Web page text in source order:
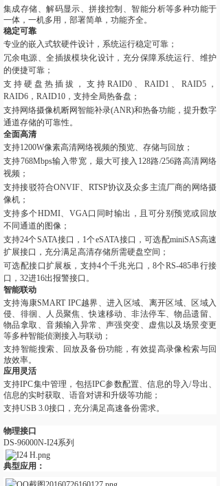
集成存储、解码显示、拼接控制、智能分析等多种功能于
一体，一机多用，部署简单，功能齐全。
稳定可靠
专业的嵌入式软硬件设计，系统运行稳定可靠；
冗余电源、全插拔模块化设计，充分保障系统运行、维护
的便捷可靠；
支持硬盘热插拔，支持RAID0、RAID1、RAID5，
RAID6，RAID10，支持全局热备盘；
支持网络摄像机断网智能补录(ANR)和热备功能，提升数字
通道存储的可靠性。
全面高清
支持1200W像素高清网络视频的预览、存储与回放；
支持768Mbps输入带宽，最大可接入128路/256路高清网络
视频；
支持接驳符合ONVIF、RTSP协议及众多主流厂商的网络摄
像机；
支持多个HDMI、VGA口同时输出，且可分别预览或回放
不同通道的图像；
支持24个SATA接口，1个eSATA接口，可选配miniSAS高速
扩展接口，充分满足高清存储所需硬盘空间；
可选配接口扩展板，支持4个千兆光口，8个RS-485串行接
口，32进16出报警接口。
智能联动
支持海康SMART IPC越界、进入区域、离开区域、区域入
侵、徘徊、人员聚焦、快速移动、非法停车、物品遗留、
物品拿取、音频输入异常、声强突变、虚焦以及场景变更
等多种智能侦测接入与联动；
支持智能搜索、回放及备份功能，有效提高录像检索与回
放效率。
应用灵活
支持IPC集中管理，包括IPC参数配置、信息的导入/导出、
信息的实时获取、语音对讲和升级等功能；
支持USB 3.0接口，充分满足高速备份需求。
物理接口
DS-96000N-I24系列
典型应用：